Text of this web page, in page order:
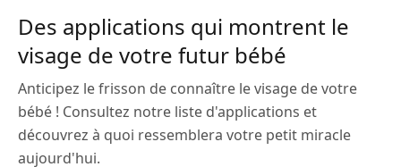
Des applications qui montrent le
visage de votre futur bébé
Anticipez le frisson de connaître le visage de votre
bébé ! Consultez notre liste d'applications et
découvrez à quoi ressemblera votre petit miracle
aujourd'hui.